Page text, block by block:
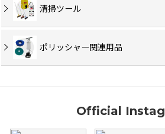
清掃ツール
ポリッシャー関連用品
Official